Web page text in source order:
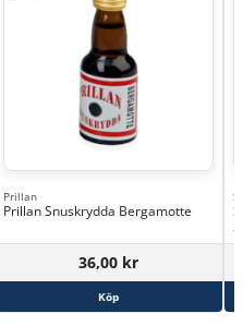
Prillan
Prillan Snuskrydda Bergamotte
36,00 kr
Köp